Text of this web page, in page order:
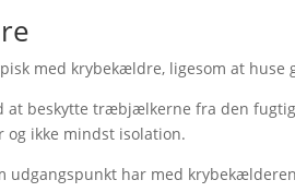
med krybekældre, ligesom at
at beskytte træbjælkerne fra den
og ikke mindst isolation.
udgangspunkt har med